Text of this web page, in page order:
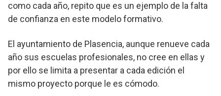
como cada año, repito que es un ejemplo de la falta
de confianza en este modelo formativo.
El ayuntamiento de Plasencia, aunque renueve cada
año sus escuelas profesionales, no cree en ellas y
por ello se limita a presentar a cada edición el
mismo proyecto porque le es cómodo.